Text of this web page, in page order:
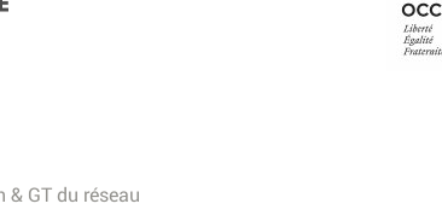
& GT du réseau